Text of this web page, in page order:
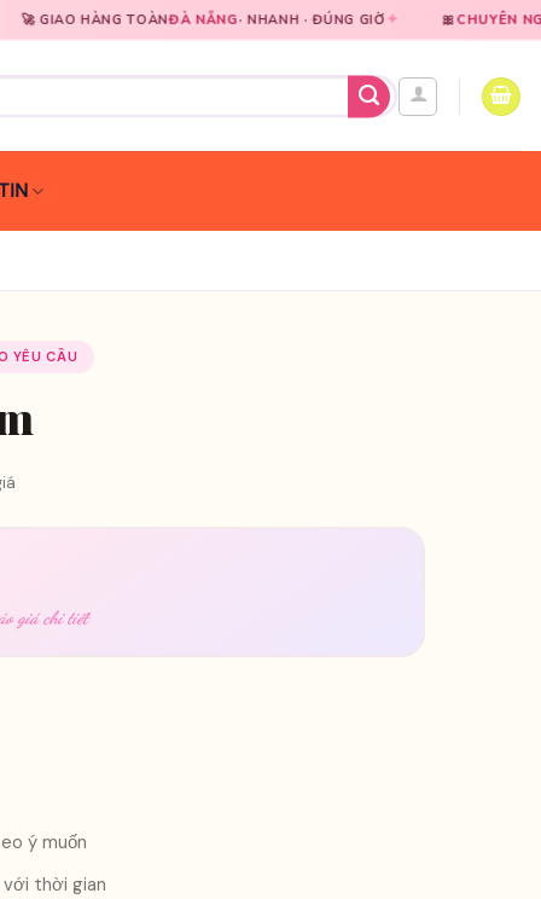
TOÀNĐÀ NẴNG · NHANH · ĐÚNG GIỜ✦ 🎀CHUYÊN NGHIỆPTRONG
YÊU CẦU
giá chi tiết
ý muốn
thời gian